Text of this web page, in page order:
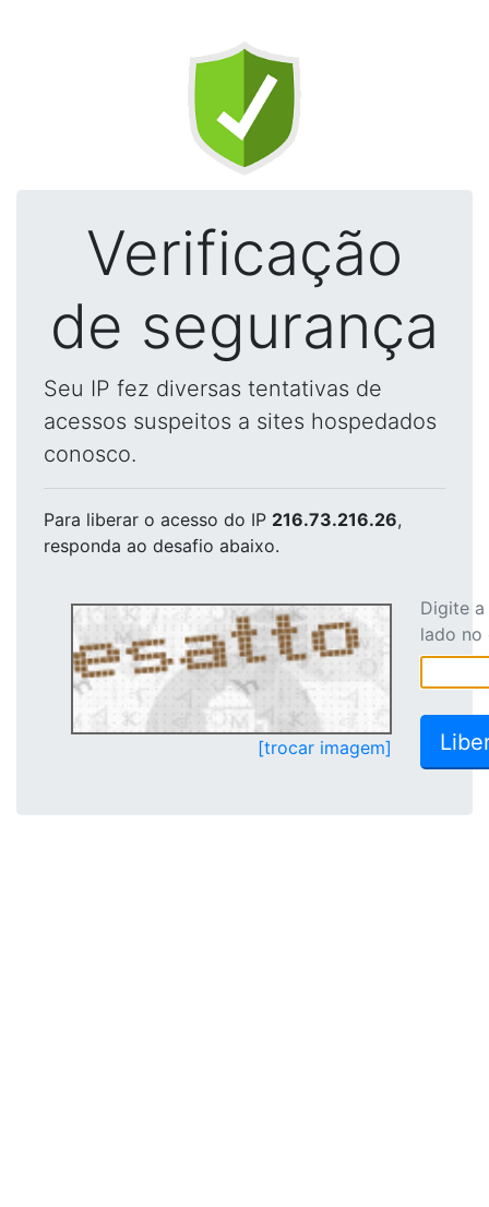
Verificação
de segurança
Seu IP fez diversas tentativas de
acessos suspeitos a sites hospedados
conosco.
Para liberar o acesso do IP 216.73.216.26,
responda ao desafio abaixo.
[trocar imagem]
Digite
lado no